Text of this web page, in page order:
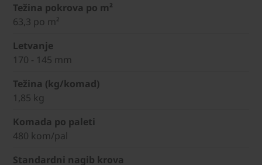
Težina pokrova po m²
63,3 po m²
Letvanje
170 - 145 mm
Težina (kg/komad)
1,85 kg
Komada po paleti
480 kom/pal
Standardni nagib krova